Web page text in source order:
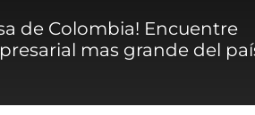
de Colombia! Encuentre
mas grande del